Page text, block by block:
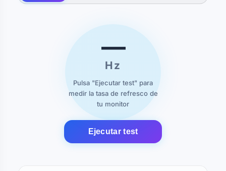
—
Hz
Pulsa "Ejecutar test" para
medir la tasa de refresco de
tu monitor
Ejecutar test